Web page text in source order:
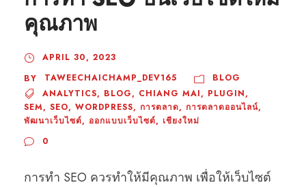
คุณภาพ
APRIL 30, 2023
BY
TAWEECHAICHAMP_DEV165
BLOG
ANALYTICS, BLOG, CHIANG MAI, PLUGIN,
SEM, SEO, WORDPRESS, การตลาด, การตลาดออนไลน์,
พัฒนาเว็บไซต์, ออกแบบเว็บไซต์, เชียงใหม่
0
การทำ SEO ควรทำให้มีคุณภาพ เพื่อให้เว็บไซต์